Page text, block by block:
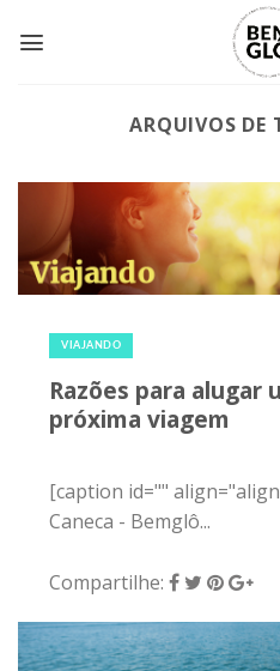
ARQUIVOS DE
VIAJANDO
Razões para alugar
próxima viagem
[caption id=""
Caneca - Bemglô...
Compartilhe: